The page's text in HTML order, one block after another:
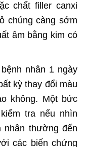
chất filler canxi
chúng càng sớm
âm bằng kim có
nhân 1 ngày
kỳ thay đổi màu
không. Một bức
tra nếu nhìn
nhân thường đến
các biến chứng